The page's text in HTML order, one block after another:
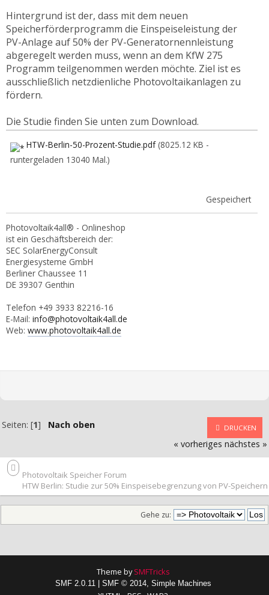
Hintergrund ist der, dass mit dem neuen
Speicherförderprogramm die Einspeiseleistung der
PV-Anlage auf 50% der PV-Generatornennleistung
abgeregelt werden muss, wenn an dem KfW 275
Programm teilgenommen werden möchte. Ziel ist es
ausschließlich netzdienliche Photovoltaikanlagen zu
fördern.
Die Studie finden Sie unten zum Download.
HTW-Berlin-50-Prozent-Studie.pdf(8025.12 KB -
runtergeladen 13040 Mal.)
Gespeichert
Photovoltaik4all® - Onlineshop
ist ein Geschäftsbereich der:
SEC SolarEnergyConsult
Energiesysteme GmbH
Berliner Chaussee 11
DE 39307 Genthin
Telefon +49 3933 82216-16
E-Mail: info@photovoltaik4all.de
Web: www.photovoltaik4all.de
DRUCKEN
Seiten: [1] Nach oben
« vorheriges nächstes »
Photovoltaik Speicher Forum
HTW Berlin: Studie zur 50% Einspeisebegrenzung von PV-Speichern
Gehe zu:
Theme bySMFTricks
SMF 2.0.11| SMF © 2014, Simple Machines